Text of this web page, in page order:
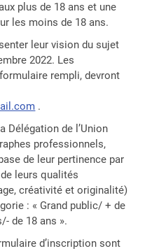
plus de 18 ans et une
les moins de 18 ans.
leur vision du sujet
2022. Les
rempli, devront
.
Délégation de l’Union
professionnels,
de leur pertinence par
leurs qualités
créativité et originalité)
: « Grand public/ + de
de 18 ans ».
d’inscription sont